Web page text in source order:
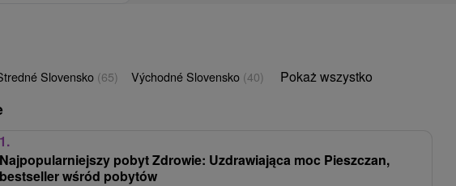
Slovensko (65) Východné Slovensko (40) Pokaż wszystko
1.
Najpopularniejszy pobyt Zdrowie: Uzdrawiająca moc Pieszczan,
bestseller wśród pobytów